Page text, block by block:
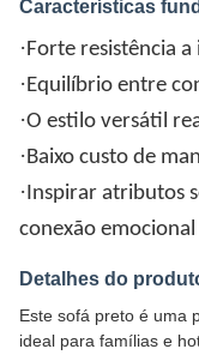
Características
·Forte resistência
·Equilíbrio entre
·O estilo versátil
·Baixo custo de
·Inspirar atributos
conexão emocional
Detalhes do
Este sofá preto é uma
ideal para famílias e